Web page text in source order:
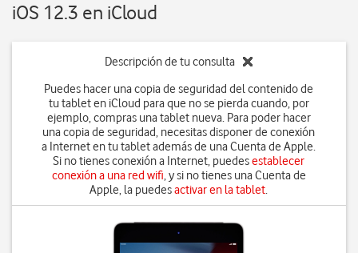
iOS 12.3 en iCloud
Descripción de tu consulta
Puedes hacer una copia de seguridad del contenido de
tu tablet en iCloud para que no se pierda cuando, por
ejemplo, compras una tablet nueva. Para poder hacer
una copia de seguridad, necesitas disponer de conexión
a Internet en tu tablet además de una Cuenta de Apple.
Si no tienes conexión a Internet, puedesestablecer
conexión a una red wifi, y si no tienes una Cuenta de
Apple, la puedesactivar en la tablet.